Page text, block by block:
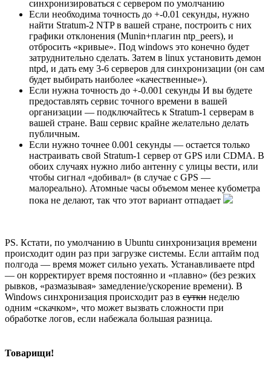
синхронизироваться с сервером по умолчанию
Если необходима точность до +-0.01 секунды, нужно
найти Stratum-2 NTP в вашей стране, построить с них
графики отклонения (Munin+плагин ntp_peers), и
отбросить «кривые». Под windows это конечно будет
затруднительно сделать. Затем в linux установить демон
ntpd, и дать ему 3-6 серверов для синхронизации (он сам
будет выбирать наиболее «качественные»).
Если нужна точность до +-0.001 секунды И вы будете
предоставлять сервис точного времени в вашей
организации — подключайтесь к Stratum-1 серверам в
вашей стране. Ваш сервис крайне желательно делать
публичным.
Если нужно точнее 0.001 секунды — остается только
настраивать свой Stratum-1 сервер от GPS или CDMA. В
обоих случаях нужно либо антенну с улицы вести, или
чтобы сигнал «добивал» (в случае с GPS —
малореально). Атомные часы объемом менее кубометра
пока не делают, так что этот вариант отпадает
PS. Кстати, по умолчанию в Ubuntu синхронизация времени
происходит один раз при загрузке системы. Если аптайм под
полгода — время может сильно уехать. Устанавливаете ntpd
— он корректирует время постоянно и «плавно» (без резких
рывков, «размазывая» замедление/ускорение времени). В
Windows синхронизация происходит раз в сутки неделю
одним «скачком», что может вызвать сложности при
обработке логов, если набежала большая разница.
Товарищи!